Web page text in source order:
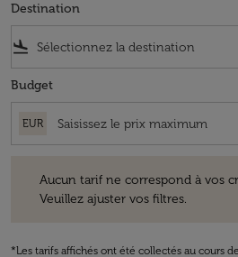
Destination
flight_land
Budget
EUR
Aucun tarif ne correspond à vos
Veuillez ajuster vos filtres.
*Les tarifs affichés ont été collectés au cours